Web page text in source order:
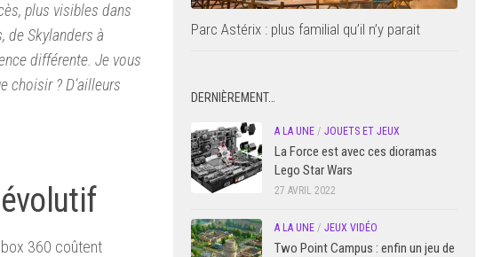
plus visibles dans
de Skylanders à
différente. Je vous
choisir ? D’ailleurs
360 coûtent
Parc Astérix : plus familial qu’il n’y parait
DERNIÈREMENT…
A LA UNE / JOUETS ET JEUX
La Force est avec ces dioramas
Lego Star Wars
27 AVRIL 2022
A LA UNE / JEUX VIDÉO
Two Point Campus : enfin un jeu de